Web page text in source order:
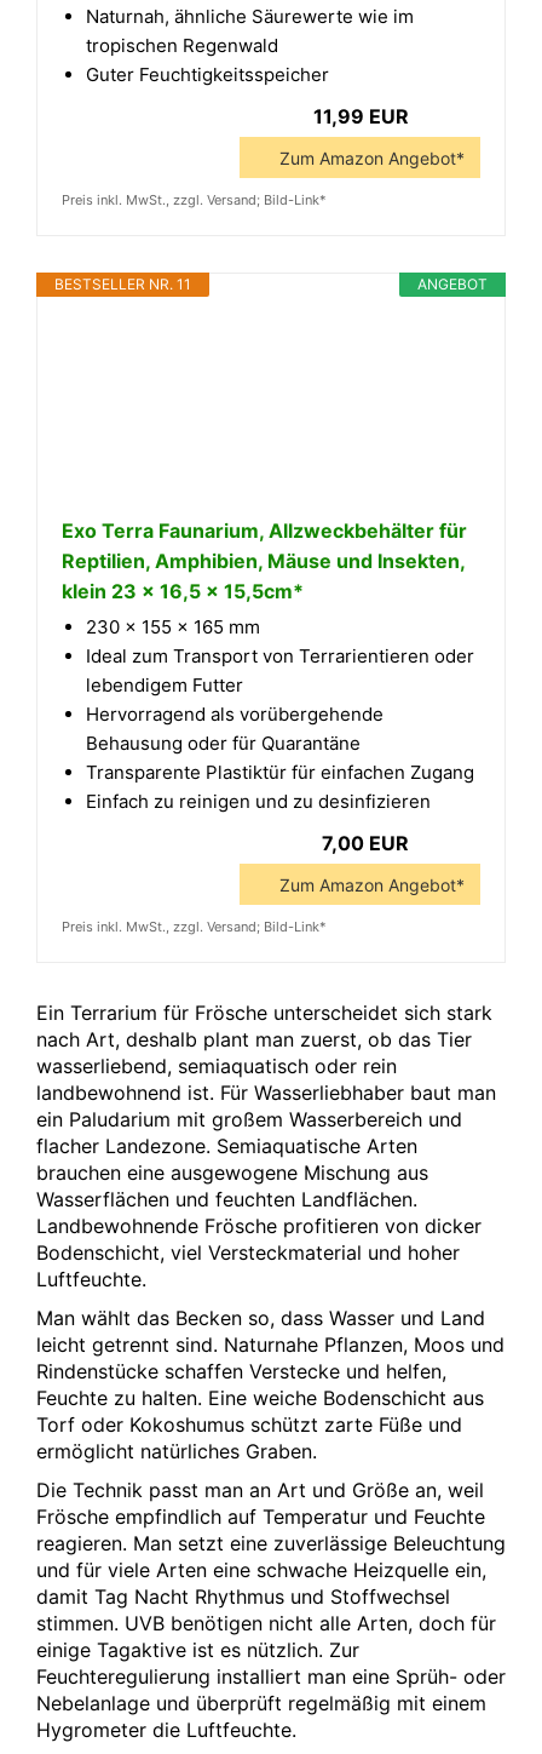
Naturnah, ähnliche Säurewerte wie im
tropischen Regenwald
Guter Feuchtigkeitsspeicher
11,99 EUR
Zum Amazon Angebot*
Preis inkl. MwSt., zzgl. Versand; Bild-Link*
ANGEBOT
BESTSELLER NR. 11
Exo Terra Faunarium, Allzweckbehälter für
Reptilien, Amphibien, Mäuse und Insekten,
klein 23 x 16,5 x 15,5cm*
230 x 155 x 165 mm
Ideal zum Transport von Terrarientieren oder
lebendigem Futter
Hervorragend als vorübergehende
Behausung oder für Quarantäne
Transparente Plastiktür für einfachen Zugang
Einfach zu reinigen und zu desinfizieren
7,00 EUR
Zum Amazon Angebot*
Preis inkl. MwSt., zzgl. Versand; Bild-Link*
Ein Terrarium für Frösche unterscheidet sich stark
nach Art, deshalb plant man zuerst, ob das Tier
wasserliebend, semiaquatisch oder rein
landbewohnend ist. Für Wasserliebhaber baut man
ein Paludarium mit großem Wasserbereich und
flacher Landezone. Semiaquatische Arten
brauchen eine ausgewogene Mischung aus
Wasserflächen und feuchten Landflächen.
Landbewohnende Frösche profitieren von dicker
Bodenschicht, viel Versteckmaterial und hoher
Luftfeuchte.
Man wählt das Becken so, dass Wasser und Land
leicht getrennt sind. Naturnahe Pflanzen, Moos und
Rindenstücke schaffen Verstecke und helfen,
Feuchte zu halten. Eine weiche Bodenschicht aus
Torf oder Kokoshumus schützt zarte Füße und
ermöglicht natürliches Graben.
Die Technik passt man an Art und Größe an, weil
Frösche empfindlich auf Temperatur und Feuchte
reagieren. Man setzt eine zuverlässige Beleuchtung
und für viele Arten eine schwache Heizquelle ein,
damit Tag Nacht Rhythmus und Stoffwechsel
stimmen. UVB benötigen nicht alle Arten, doch für
einige Tagaktive ist es nützlich. Zur
Feuchteregulierung installiert man eine Sprüh- oder
Nebelanlage und überprüft regelmäßig mit einem
Hygrometer die Luftfeuchte.